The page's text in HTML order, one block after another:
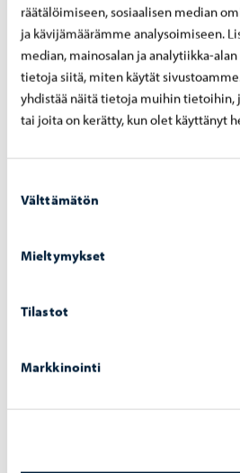
räätälöimiseen, sosiaalisen median
ja kävijämäärämme analysoimiseen.
median, mainosalan ja analytiikka-
tietoja siitä, miten käytät
yhdistää näitä tietoja muihin tietoihin,
tai joita on kerätty, kun olet käyttänyt
valinta
Välttämätön
Mieltymykset
Tilastot
Markkinointi
Taidehallissa on
Fikka
Galleria Fikka
16.02.–24.03. Paola Guzman Figueroa
29.03.–05.05. Anna Uschanov